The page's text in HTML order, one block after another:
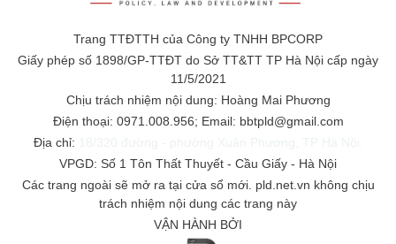
Trang TTĐTTH của Công ty TNHH BPCORP
Giấy phép số 1898/GP-TTĐT do Sở TT&TT TP Hà Nội cấp ngày
11/5/2021
Chịu trách nhiệm nội dung: Hoàng Mai Phương
Điện thoại: 0971.008.956; Email: bbtpld@gmail.com
Địa chỉ:
VPGD: Số 1 Tôn Thất Thuyết - Cầu Giấy - Hà Nội
Các trang ngoài sẽ mở ra tại cửa sổ mới. pld.net.vn không chịu
trách nhiệm nội dung các trang này
VẬN HÀNH BỞI